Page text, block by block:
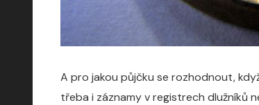
A pro jakou půjčku se rozhodnout,
třeba i záznamy v registrech dlužníků